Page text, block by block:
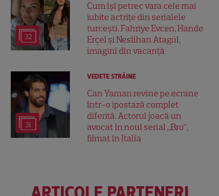
32
Cum își petrec vara cele mai
iubite actrițe din serialele
turcești. Fahriye Evcen, Hande
Erçel și Neslihan Atagül,
imagini din vacanță
31
VEDETE STRĂINE
Can Yaman revine pe ecrane
într-o ipostază complet
diferită. Actorul joacă un
avocat în noul serial „Bro”,
filmat în Italia